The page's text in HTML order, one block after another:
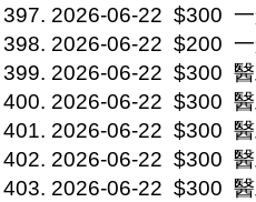
2026-06-22 $300
2026-06-22 $200
2026-06-22 $300
2026-06-22 $300
2026-06-22 $300
2026-06-22 $300
2026-06-22 $300